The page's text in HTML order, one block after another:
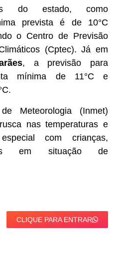
do estado, como
prevista é de 10°C
o Centro de Previsão
(Cptec). Já em
, a previsão para
mínima de 11°C e
Meteorologia (Inmet)
nas temperaturas e
com crianças,
em situação de
CLIQUE PARA ENTRAR